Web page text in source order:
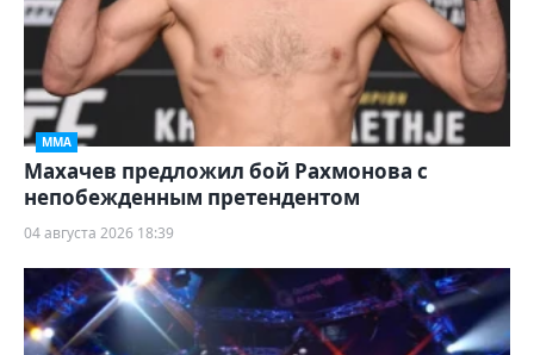
ММА
Махачев предложил бой Рахмонова с
непобежденным претендентом
04 августа 2026 18:39